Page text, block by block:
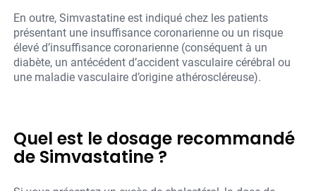
En outre, Simvastatine est indiqué chez les patients
présentant une insuffisance coronarienne ou un risque
élevé d’insuffisance coronarienne (conséquent à un
diabète, un antécédent d’accident vasculaire cérébral ou
une maladie vasculaire d’origine athéroscléreuse).
Quel est le dosage recommandé
de Simvastatine ?